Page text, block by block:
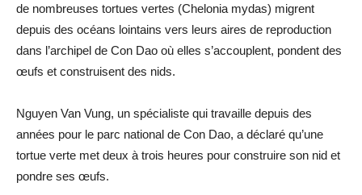
de nombreuses tortues vertes (Chelonia mydas) migrent
depuis des océans lointains vers leurs aires de reproduction
dans l’archipel de Con Dao où elles s’accouplent, pondent des
œufs et construisent des nids.
Nguyen Van Vung, un spécialiste qui travaille depuis des
années pour le parc national de Con Dao, a déclaré qu’une
tortue verte met deux à trois heures pour construire son nid et
pondre ses œufs.